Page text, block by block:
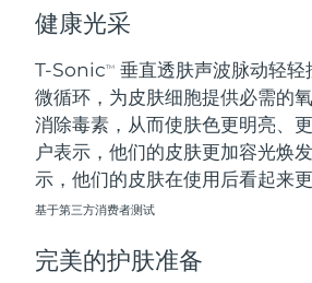
健康光采
T-SonicTM
垂直透肤声波脉动轻
微循环，为皮肤细胞提供必需的
消除毒素，从而使肤色更明亮、
户表示，他们的皮肤更加容光焕
示，他们的皮肤在使用后看起来
基于第三方消费者测试
完美的护肤准备
泰国
土耳其
阿拉伯联合酋长国
英国
美国
乌兹别克斯坦